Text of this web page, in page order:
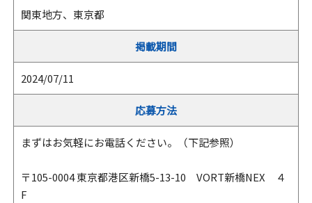
関東地方、東京都
掲載期間
2024/07/11
応募方法
まずはお気軽にお電話ください。（下記参照）
〒105-0004 東京都港区新橋5-13-10 VORT新橋NEX ４
F